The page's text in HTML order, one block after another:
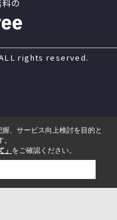
の
rights reserved.
電話
、サービス向上検討を目的と
」 をご確認ください。